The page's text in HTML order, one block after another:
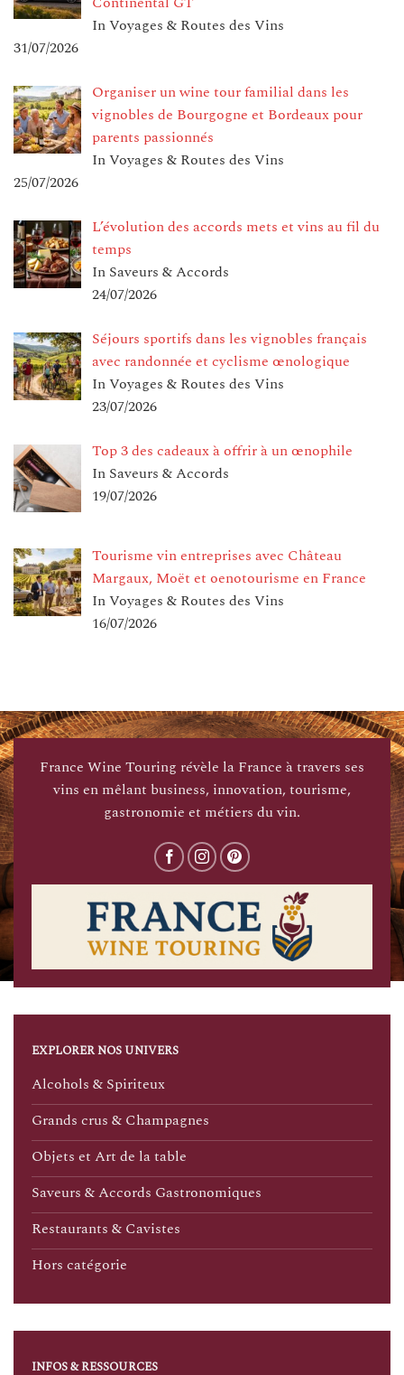
In Voyages & Routes des Vins
31/07/2026
Organiser un wine tour familial dans les
vignobles de Bourgogne et Bordeaux pour
parents passionnés
In Voyages & Routes des Vins
25/07/2026
L’évolution des accords mets et vins au fil du
temps
In Saveurs & Accords
24/07/2026
Séjours sportifs dans les vignobles français
avec randonnée et cyclisme œnologique
In Voyages & Routes des Vins
23/07/2026
Top 3 des cadeaux à offrir à un œnophile
In Saveurs & Accords
19/07/2026
Tourisme vin entreprises avec Château
Margaux, Moët et oenotourisme en France
In Voyages & Routes des Vins
16/07/2026
France Wine Touring révèle la France à travers ses
vins en mêlant business, innovation, tourisme,
gastronomie et métiers du vin.
EXPLORER NOS UNIVERS
Alcohols & Spiriteux
Grands crus & Champagnes
Objets et Art de la table
Saveurs & Accords Gastronomiques
Restaurants & Cavistes
Hors catégorie
INFOS & RESSOURCES